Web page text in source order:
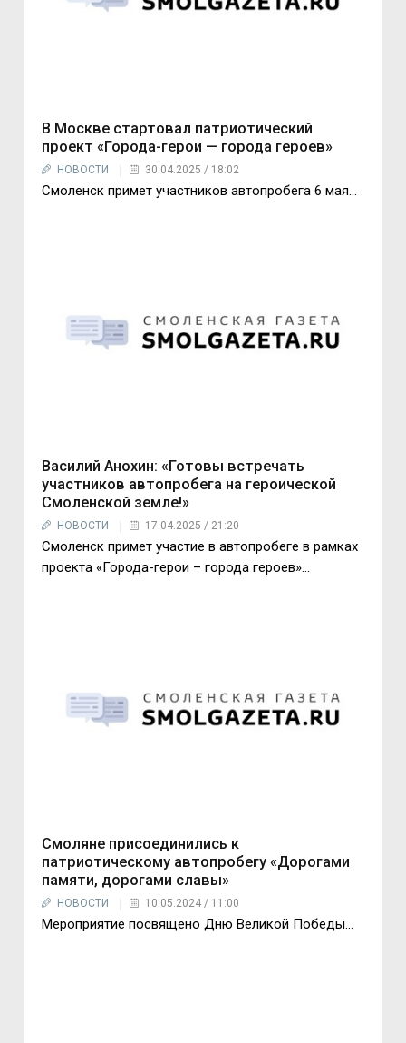
В Москве стартовал патриотический
проект «Города-герои — города героев»
НОВОСТИ 30.04.2025 / 18:02
Смоленск примет участников автопробега 6 мая…
Василий Анохин: «Готовы встречать
участников автопробега на героической
Смоленской земле!»
НОВОСТИ 17.04.2025 / 21:20
Смоленск примет участие в автопробеге в рамках
проекта «Города-герои – города героев»...
Смоляне присоединились к
патриотическому автопробегу «Дорогами
памяти, дорогами славы»
НОВОСТИ 10.05.2024 / 11:00
Мероприятие посвящено Дню Великой Победы…